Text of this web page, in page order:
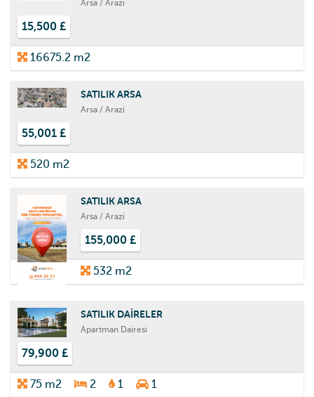
Arsa / Arazi
15,500 £
16675.2 m2
SATILIK ARSA
Arsa / Arazi
55,001 £
520 m2
SATILIK ARSA
Arsa / Arazi
155,000 £
532 m2
SATILIK DAİRELER
Apartman Dairesi
79,900 £
75 m2 2 1 1